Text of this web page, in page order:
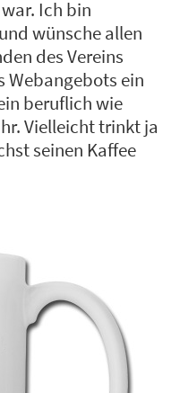
Ich bin
wünsche allen
des Vereins
Webangebots ein
beruflich wie
Vielleicht trinkt ja
seinen Kaffee